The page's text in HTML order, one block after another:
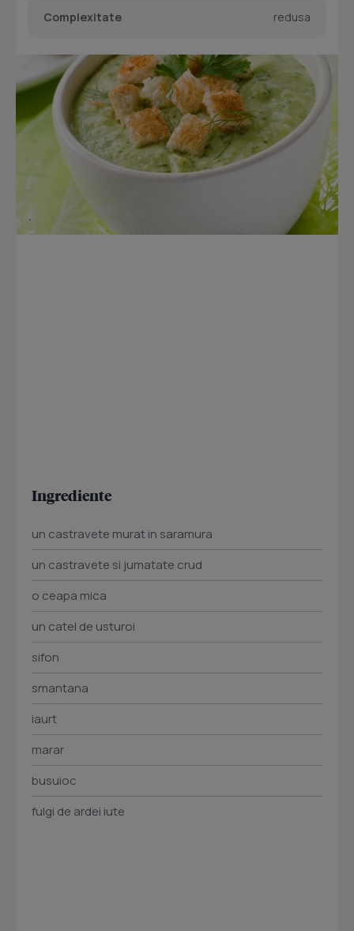
Complexitate redusa
Ingrediente
un castravete murat in saramura
un castravete si jumatate crud
o ceapa mica
un catel de usturoi
sifon
smantana
iaurt
marar
busuioc
fulgi de ardei iute